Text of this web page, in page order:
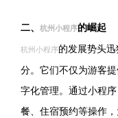
二、 杭州小程序的崛起
杭州小程序的发展势头
分。它们不仅为游客
字化管理。通过小程
餐、住宿预约等操作，